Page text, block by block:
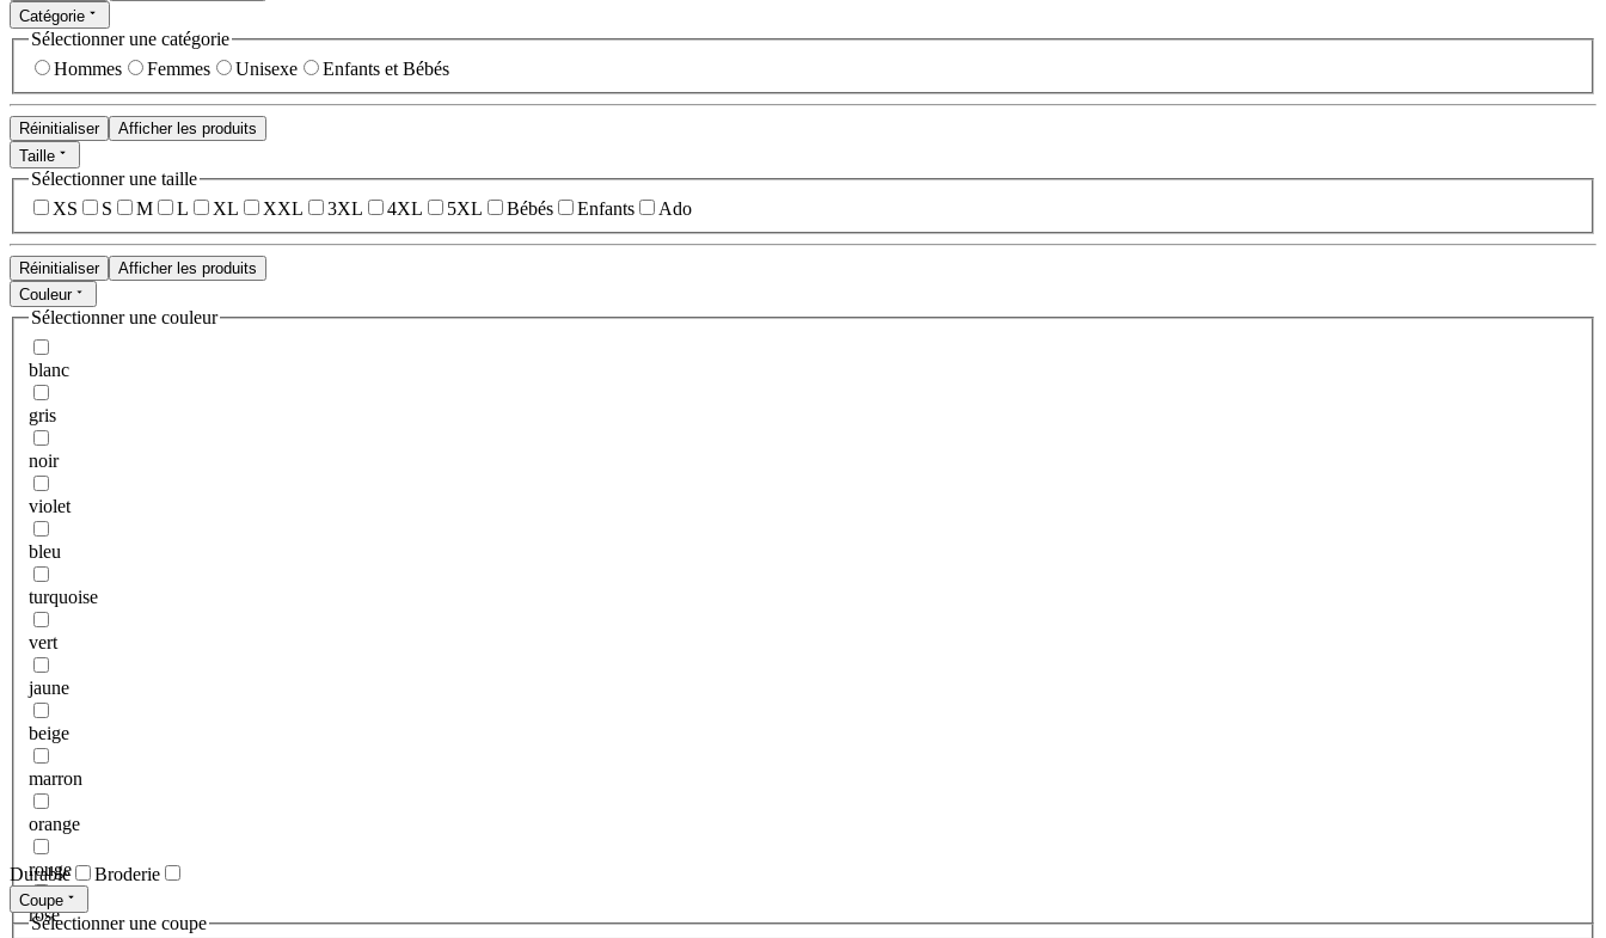
Catégorie
Sélectionner une catégorie
Hommes
Femmes Unisexe Enfants et Bébés
Réinitialiser
Afficher les produits
Taille
Sélectionner une taille
XS
S M L XL XXL 3XL 4XL 5XL Bébés Enfants Ado
Réinitialiser
Afficher les produits
Couleur
Sélectionner une couleur
blanc
gris
noir
violet
bleu
turquoise
vert
jaune
beige
marron
orange
rouge
rose
Durable Broderie
Coupe
Sélectionner une coupe